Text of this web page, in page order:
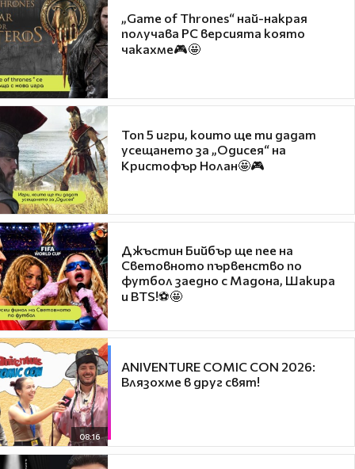
„Game of Thrones“ най-накрая
получава PC версията която
чакахме🎮🤩
Топ 5 игри, които ще ти дадат
усещането за „Одисея“ на
Кристофър Нолан🤩🎮
Джъстин Бийбър ще пее на
Световното първенство по
футбол заедно с Мадона, Шакира
и BTS!⚽🤩
08:16
ANIVENTURE COMIC CON 2026:
Влязохме в друг свят!